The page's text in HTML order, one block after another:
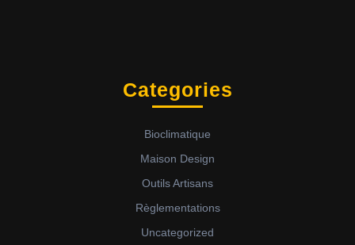
Categories
Bioclimatique
Maison Design
Outils Artisans
Règlementations
Uncategorized